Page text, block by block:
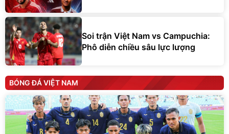
Soi trận Việt Nam vs Campuchia:
Phô diễn chiều sâu lực lượng
BÓNG ĐÁ VIỆT NAM